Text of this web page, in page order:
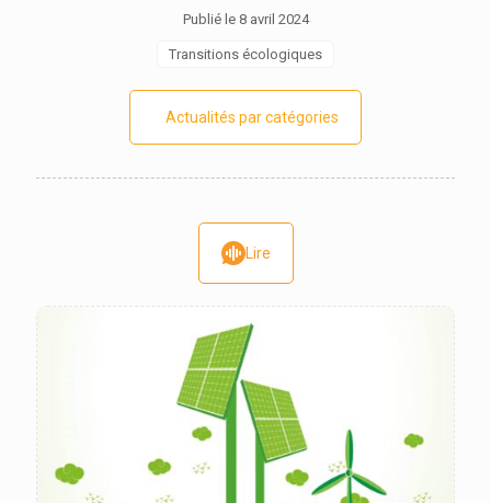
Publié le 8 avril 2024
Transitions écologiques
Actualités par catégories
Lire